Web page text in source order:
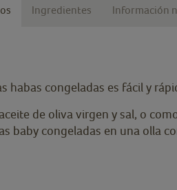
Ingredientes Información
habas congeladas es fácil y
de oliva virgen y sal, o
baby congeladas en una olla